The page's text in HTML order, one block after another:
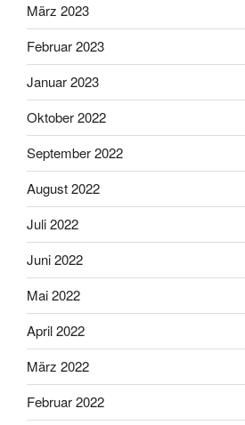
März 2023
Februar 2023
Januar 2023
Oktober 2022
September 2022
August 2022
Juli 2022
Juni 2022
Mai 2022
April 2022
März 2022
Februar 2022